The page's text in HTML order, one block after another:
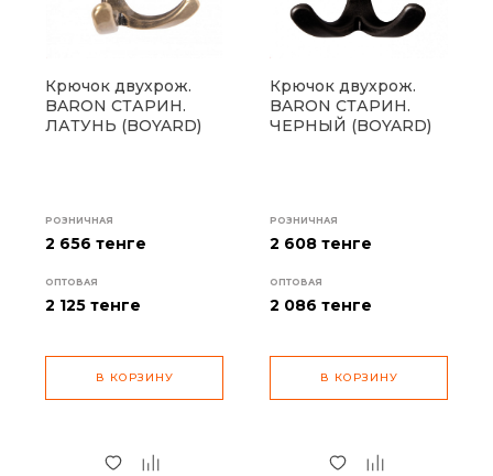
Крючок двухрож.
BARON СТАРИН.
ЛАТУНЬ (BOYARD)
РОЗНИЧНАЯ
2 656 тенге
ОПТОВАЯ
2 125 тенге
В КОРЗИНУ
Крючок двухрож.
BARON СТАРИН.
ЧЕРНЫЙ (BOYARD)
РОЗНИЧНАЯ
2 608 тенге
ОПТОВАЯ
2 086 тенге
В КОРЗИНУ